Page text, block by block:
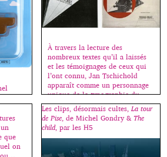
leur
la
pour
à
À travers la lecture des
nombreux textes qu’il a laissés
et les témoignages de ceux qui
l’ont connu, Jan Tschichold
apparaît comme un personnage
unique de la typographie du
XXe siècle. Acteur et promoteur
du mouvement moderne et
ensuite défenseur d’un retour à
la tradition, il ne cesse de
s’interroger sur les relations
pouvant exister entre […]
que
on
Les clips, désormais cultes,La tour
de Pise, de Michel Gondry &The
child, par les H5